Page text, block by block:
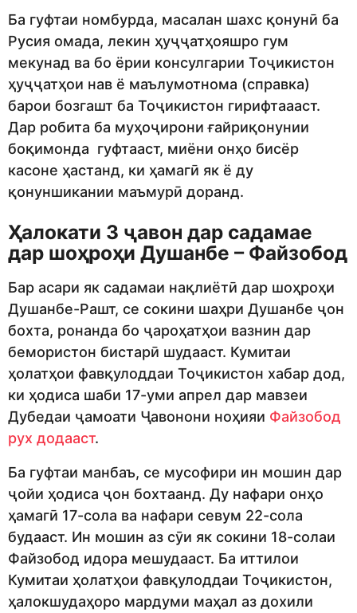
Ба гуфтаи номбурда, масалан шахс қонунӣ ба
Русия омада, лекин ҳуҷҷатҳояшро гум
мекунад ва бо ёрии консулгарии Тоҷикистон
ҳуҷҷатҳои нав ё маълумотнома (справка)
барои бозгашт ба Тоҷикистон гирифтаааст.
Дар робита ба муҳоҷирони ғайриқонунии
боқимонда гуфтааст, миёни онҳо бисёр
касоне ҳастанд, ки ҳамагӣ як ё ду
қонуншикании маъмурӣ доранд.
Ҳалокати 3 ҷавон дар садамае
дар шоҳроҳи Душанбе – Файзобод
Бар асари як садамаи нақлиётӣ дар шоҳроҳи
Душанбе-Рашт, се сокини шаҳри Душанбе ҷон
бохта, ронанда бо ҷароҳатҳои вазнин дар
бемористон бистарӣ шудааст. Кумитаи
ҳолатҳои фавқулоддаи Тоҷикистон хабар дод,
ки ҳодиса шаби 17-уми апрел дар мавзеи
Дубедаи ҷамоати Ҷавонони ноҳияи Файзобод
рух додааст.
Ба гуфтаи манбаъ, се мусофири ин мошин дар
ҷойи ҳодиса ҷон бохтаанд. Ду нафари онҳо
ҳамагӣ 17-сола ва нафари севум 22-сола
будааст. Ин мошин аз сӯи як сокини 18-солаи
Файзобод идора мешудааст. Ба иттилои
Кумитаи ҳолатҳои фавқулоддаи Тоҷикистон,
ҳалокшудаҳоро мардуми маҳал аз дохили